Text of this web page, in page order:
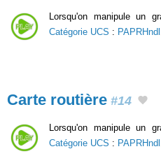
Lorsqu'on manipule un
Catégorie UCS : PAPRHndl
Carte routière #14
Lorsqu'on manipule un
Catégorie UCS : PAPRHndl